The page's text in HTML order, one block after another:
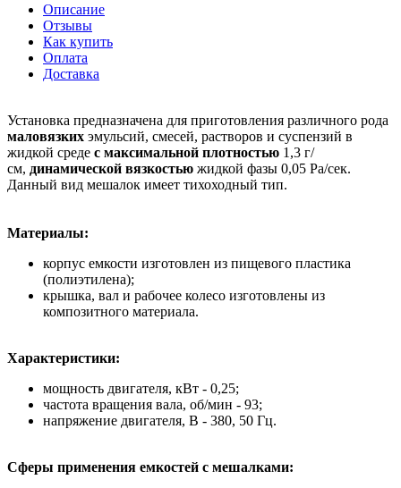
Описание
Отзывы
Как купить
Оплата
Доставка
Установка предназначена для приготовления различного рода
маловязких эмульсий, смесей, растворов и суспензий в
жидкой среде с максимальной плотностью 1,3 г/
см, динамической вязкостью жидкой фазы 0,05 Ра/сек.
Данный вид мешалок имеет тихоходный тип.
Материалы:
корпус емкости изготовлен из пищевого пластика
(полиэтилена);
крышка, вал и рабочее колесо изготовлены из
композитного материала.
Характеристики:
мощность двигателя, кВт - 0,25;
частота вращения вала, об/мин - 93;
напряжение двигателя, В - 380, 50 Гц.
Сферы применения емкостей с мешалками: